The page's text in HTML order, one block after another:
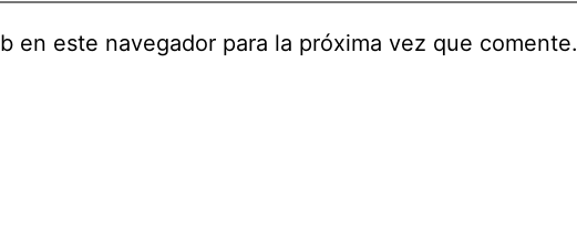
en este navegador para la próxima vez que comente.